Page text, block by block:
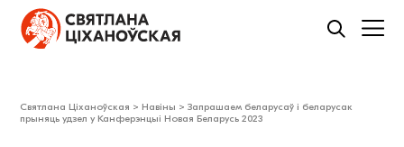
Святлана Ціханоўская > Навіны >Запрашаем беларусаў і беларусак
прыняць удзел у Канферэнцыі Новая Беларусь 2023